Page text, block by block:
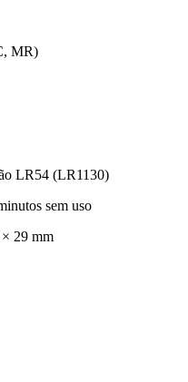
MR)
LR54 (LR1130)
sem uso
29 mm